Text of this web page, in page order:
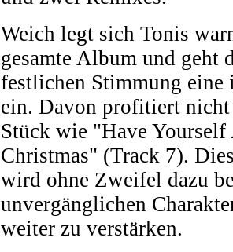
Weich legt sich Tonis
gesamte Album und geht
festlichen Stimmung eine
ein. Davon profitiert
Stück wie "Have
Christmas" (Track 7).
wird ohne Zweifel dazu
unvergänglichen
weiter zu verstärken.